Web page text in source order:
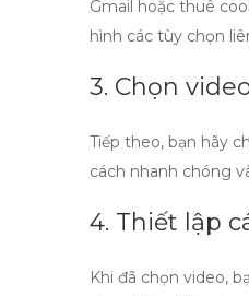
Gmail hoặc thuê
hình các tùy chọn
3. Chọn
Tiếp theo, bạn hãy
cách nhanh chóng
4. Thiết lập
Khi đã chọn video,